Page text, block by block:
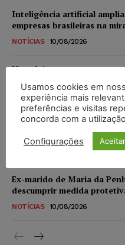
Inteligência artificial
empresas brasileiras na
NOTÍCIAS 10/08/2026
Nova lei aumenta penas
NOTÍCIAS 10/08/2026
Alemanha planeja
contribuição previdenciária
Ex-marido de Maria da
descumprir medida
NOTÍCIAS 10/08/2026
Usamos cookies em
experiência mais
preferências e visitas
concorda com a
Configurações Aceitar